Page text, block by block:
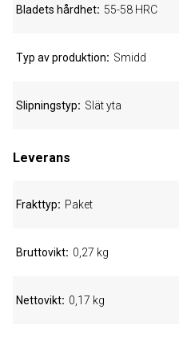
Bladets hårdhet 55-58 HRC
Typ av produktion Smidd
Slipningstyp Slät yta
Leverans
Frakttyp Paket
Bruttovikt 0,27 kg
Nettovikt 0,17 kg